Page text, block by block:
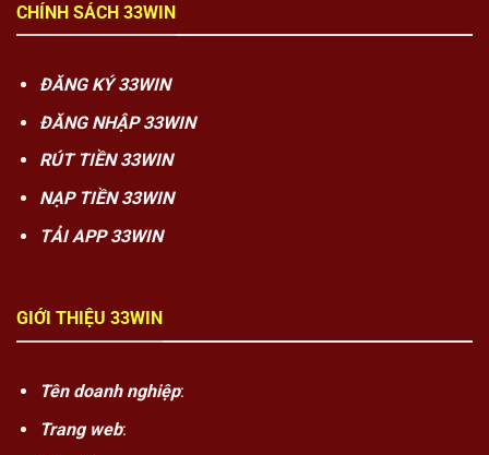
CHÍNH SÁCH 33WIN
ĐĂNG KÝ 33WIN
ĐĂNG NHẬP 33WIN
RÚT TIỀN 33WIN
NẠP TIỀN 33WIN
TẢI APP 33WIN
GIỚI THIỆU 33WIN
Tên doanh nghiệp:
Trang web: